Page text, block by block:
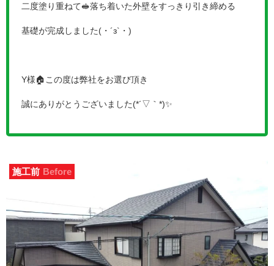
二度塗り重ねて🥪落ち着いた外壁をすっきり引き締める
基礎が完成しました(・´з`・)
Y様🏠この度は弊社をお選び頂き
誠にありがとうございました(*´▽｀*)✨
施工前 Before